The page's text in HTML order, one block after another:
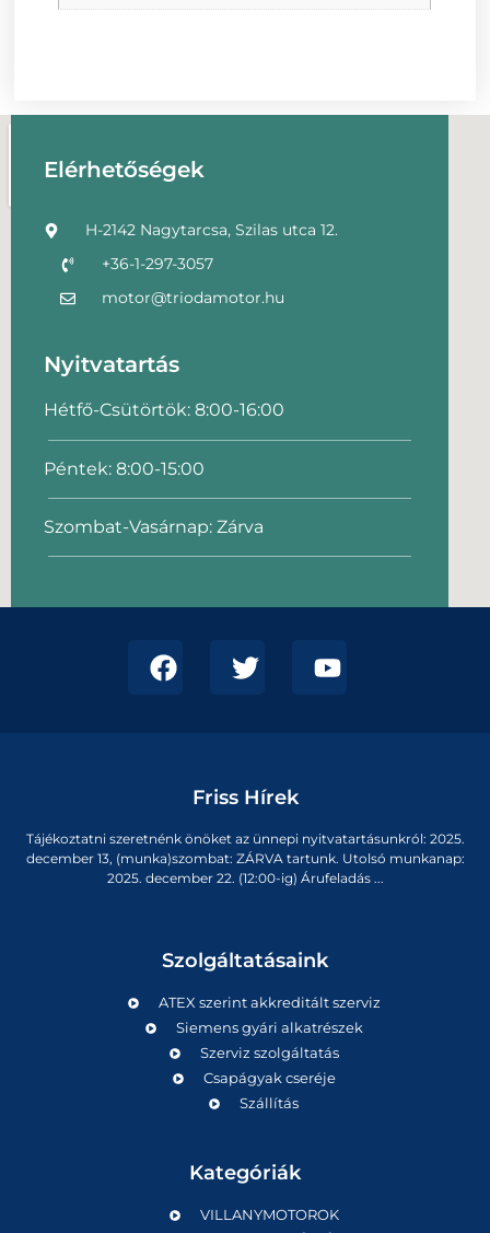
Elérhetőségek
H-2142 Nagytarcsa, Szilas utca 12.
+36-1-297-3057
motor@triodamotor.hu
Nyitvatartás
Hétfő-Csütörtök: 8:00-16:00
Péntek: 8:00-15:00
Szombat-Vasárnap: Zárva
Friss Hírek
Tájékoztatni szeretnénk önöket az ünnepi nyitvatartásunkról: 2025.
december 13, (munka)szombat: ZÁRVA tartunk. Utolsó munkanap:
2025. december 22. (12:00-ig) Árufeladás ...
Szolgáltatásaink
ATEX szerint akkreditált szerviz
Siemens gyári alkatrészek
Szerviz szolgáltatás
Csapágyak cseréje
Szállítás
Kategóriák
VILLANYMOTOROK